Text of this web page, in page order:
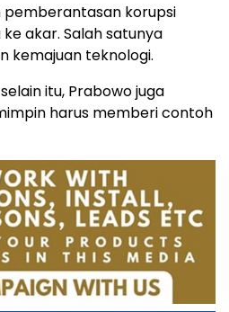
korupsi
akar. Salah satunya
kemajuan teknologi.
selain itu, Prabowo juga
harus memberi contoh